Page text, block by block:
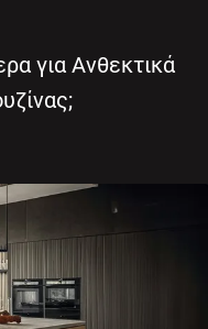
για Ανθεκτικά